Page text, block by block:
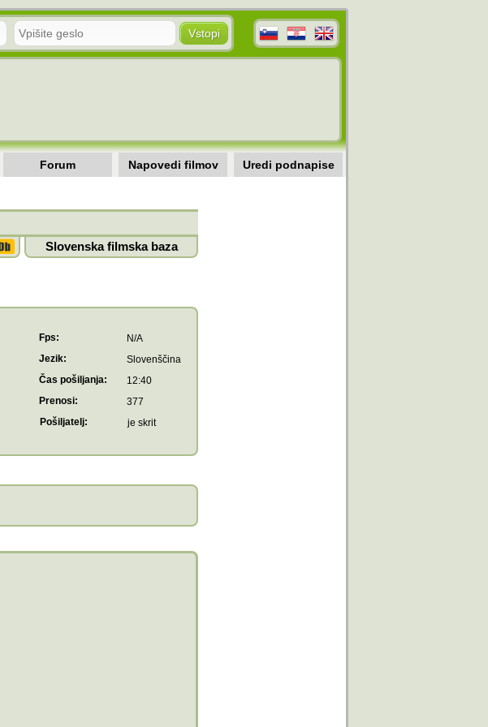
Forum Napovedi filmov Uredi podnapise
Slovenska filmska baza
Fps:
N/A
Jezik:
Slovenščina
Čas pošiljanja:
12:40
Prenosi:
377
Pošiljatelj:
je skrit